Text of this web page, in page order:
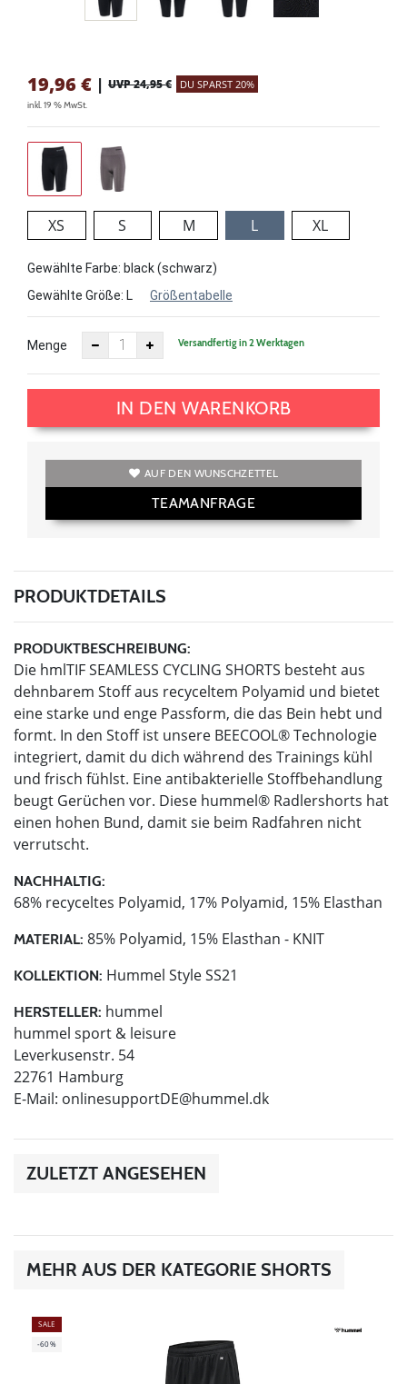
19,96 € | UVP 24,95 € DU SPARST 20%
inkl. 19 % MwSt.
XS S M L XL
Gewählte Farbe: black (schwarz)
Gewählte Größe: L Größentabelle
Menge Versandfertig in 2 Werktagen
IN DEN WARENKORB
AUF DEN WUNSCHZETTEL
TEAMANFRAGE
PRODUKTDETAILS
PRODUKTBESCHREIBUNG:
Die hmlTIF SEAMLESS CYCLING SHORTS besteht aus
dehnbarem Stoff aus recyceltem Polyamid und bietet
eine starke und enge Passform, die das Bein hebt und
formt. In den Stoff ist unsere BEECOOL® Technologie
integriert, damit du dich während des Trainings kühl
und frisch fühlst. Eine antibakterielle Stoffbehandlung
beugt Gerüchen vor. Diese hummel® Radlershorts hat
einen hohen Bund, damit sie beim Radfahren nicht
verrutscht.
NACHHALTIG:
68% recyceltes Polyamid, 17% Polyamid, 15% Elasthan
MATERIAL: 85% Polyamid, 15% Elasthan - KNIT
KOLLEKTION: Hummel Style SS21
HERSTELLER: hummel
hummel sport & leisure
Leverkusenstr. 54
22761 Hamburg
E-Mail: onlinesupportDE@hummel.dk
ZULETZT ANGESEHEN
MEHR AUS DER KATEGORIE SHORTS
SALE
-60%